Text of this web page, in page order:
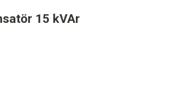
15 kVAr